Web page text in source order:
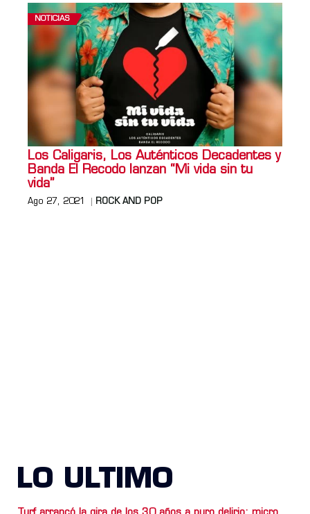
NOTICIAS
Los Caligaris, Los Auténticos Decadentes y
Banda El Recodo lanzan “Mi vida sin tu
vida”
Ago 27, 2021 ROCK AND POP
LO ULTIMO